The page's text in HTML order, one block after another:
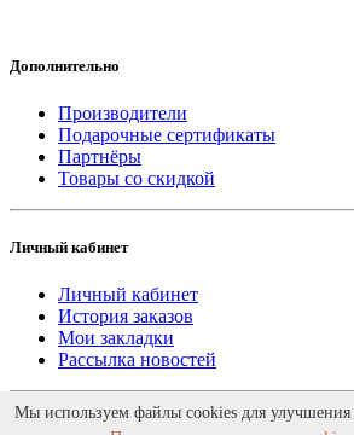
Дополнительно
Производители
Подарочные сертификаты
Партнёры
Товары со скидкой
Личный кабинет
Личный кабинет
История заказов
Мои закладки
Рассылка новостей
Работает наocStore
Мы используем файлы cookies для улучшения